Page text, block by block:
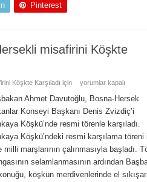
Pinterest
misafirini Köşkte
Köşkte Karşıladı için yorumlar kapalı
Ahmet Davutoğlu, Bosna-Hersek
Konseyi Başkanı Denis Zvizdiç’i
Köşkü’nde resmi törenle karşıladı.
Köşkü’ndeki resmi karşılama töreni
milli marşlarının çalınmasıyla başladı.
selamlanmasının ardından
köşkün merdivenlerinde el